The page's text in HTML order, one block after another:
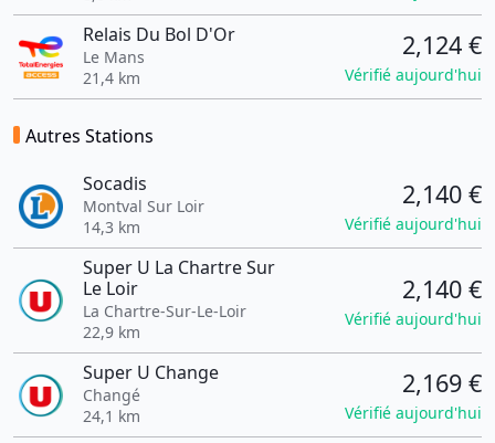
Relais Du Bol D'Or
Le Mans
21,4 km
2,124 €
Vérifié aujourd'hui
Autres Stations
Socadis
Montval Sur Loir
14,3 km
2,140 €
Vérifié aujourd'hui
Super U La Chartre Sur
Le Loir
La Chartre-Sur-Le-Loir
22,9 km
2,140 €
Vérifié aujourd'hui
Super U Change
Changé
24,1 km
2,169 €
Vérifié aujourd'hui